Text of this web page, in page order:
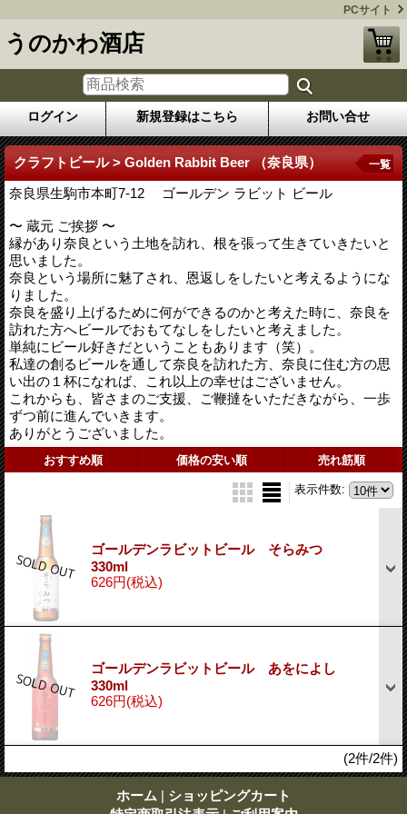
PCサイト
うのかわ酒店
ログイン 新規登録はこちら お問い合せ
クラフトビール > Golden Rabbit Beer （奈良県）
奈良県生駒市本町7-12 ゴールデン ラビット ビール
〜 蔵元 ご挨拶 〜
縁があり奈良という土地を訪れ、根を張って生きていきたいと
思いました。
奈良という場所に魅了され、恩返しをしたいと考えるようにな
りました。
奈良を盛り上げるために何ができるのかと考えた時に、奈良を
訪れた方へビールでおもてなしをしたいと考えました。
単純にビール好きだということもあります（笑）。
私達の創るビールを通して奈良を訪れた方、奈良に住む方の思
い出の１杯になれば、これ以上の幸せはございません。
これからも、皆さまのご支援、ご鞭撻をいただきながら、一歩
ずつ前に進んでいきます。
ありがとうございました。
一覧
おすすめ順 価格の安い順 売れ筋順
表示件数:
ゴールデンラビットビール そらみつ
330ml
626円(税込)
ゴールデンラビットビール あをによし
330ml
626円(税込)
(2件/2件)
ホーム | ショッピングカート